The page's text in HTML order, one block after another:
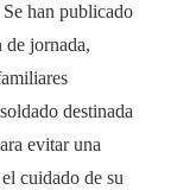
han publicado
de jornada,
destinada
evitar una
cuidado de su